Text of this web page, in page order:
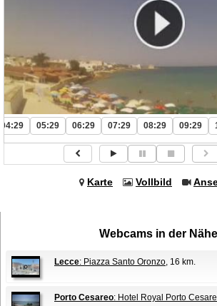
04:29 05:29 06:29 07:29 08:29 09:29
Karte Vollbild
Webcams in der
Lecce: Piazza Santo Oronzo , 16 km.
Porto Cesareo: Hotel Royal Porto